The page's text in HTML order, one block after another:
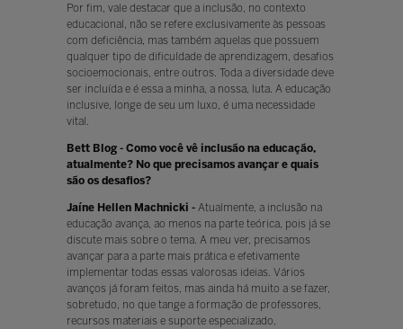
Por fim, vale destacar que a inclusão, no contexto
educacional, não se refere exclusivamente às pessoas
com deficiência, mas também aquelas que possuem
qualquer tipo de dificuldade de aprendizagem, desafios
socioemocionais, entre outros. Toda a diversidade deve
ser incluída e é essa a minha, a nossa, luta. A educação
inclusive, longe de seu um luxo, é uma necessidade
vital.
Bett Blog - Como você vê inclusão na educação,
atualmente? No que precisamos avançar e quais
são os desafios?
Jaíne Hellen Machnicki -Atualmente, a inclusão na
educação avança, ao menos na parte teórica, pois já se
discute mais sobre o tema. A meu ver, precisamos
avançar para a parte mais prática e efetivamente
implementar todas essas valorosas ideias. Vários
avanços já foram feitos, mas ainda há muito a se fazer,
sobretudo, no que tange a formação de professores,
recursos materiais e suporte especializado,